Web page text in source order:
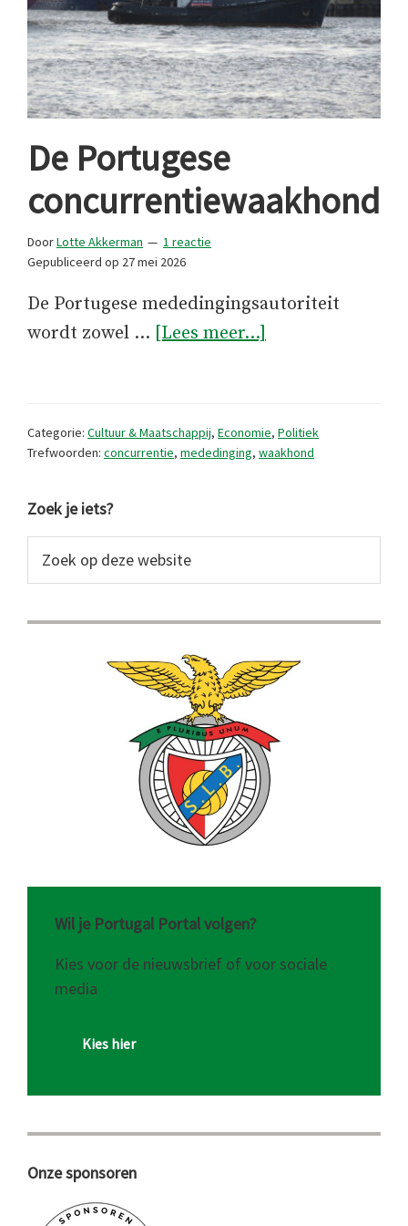
De Portugese
concurrentiewaakhond
DoorLotte Akkerman
1 reactie
Gepubliceerd op 27 mei 2026
De Portugese mededingingsautoriteit
wordt zowel … [Lees meer...]
Categorie: Cultuur & Maatschappij, Economie, Politiek
Trefwoorden: concurrentie, mededinging, waakhond
Primaire
Sidebar
Zoek je iets?
op
website
Wil je Portugal Portal volgen?
Kies voor de nieuwsbrief of voor sociale
media
Kies hier
Onze sponsoren